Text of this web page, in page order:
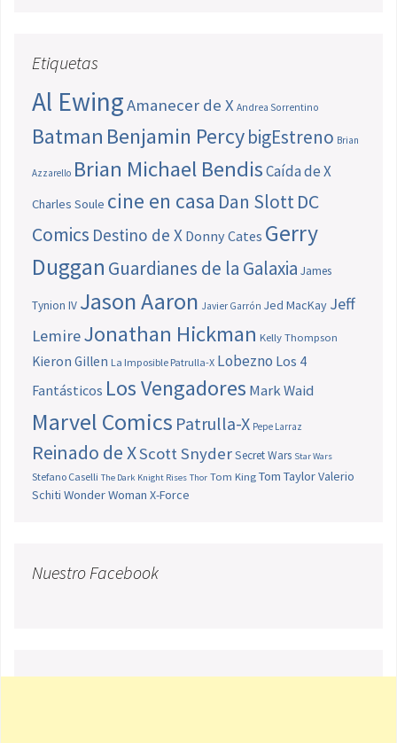
Etiquetas
Al EwingAmanecer de X Andrea Sorrentino
Batman Benjamin PercybigEstreno Brian
Azzarello Brian Michael BendisCaída de X
Charles Soule cine en casa Dan SlottDC
Comics Destino de X Donny Cates Gerry
Duggan Guardianes de la Galaxia James
Tynion IV Jason Aaron Javier Garrón Jed MacKay Jeff
LemireJonathan Hickman Kelly Thompson
Kieron Gillen La Imposible Patrulla-X Lobezno Los 4
Fantásticos Los Vengadores Mark Waid
Marvel Comics Patrulla-X Pepe Larraz
Reinado de XScott SnyderSecret Wars Star Wars
Stefano Caselli The Dark Knight Rises Thor Tom King Tom TaylorValerio
Schiti Wonder Woman X-Force
Nuestro Facebook